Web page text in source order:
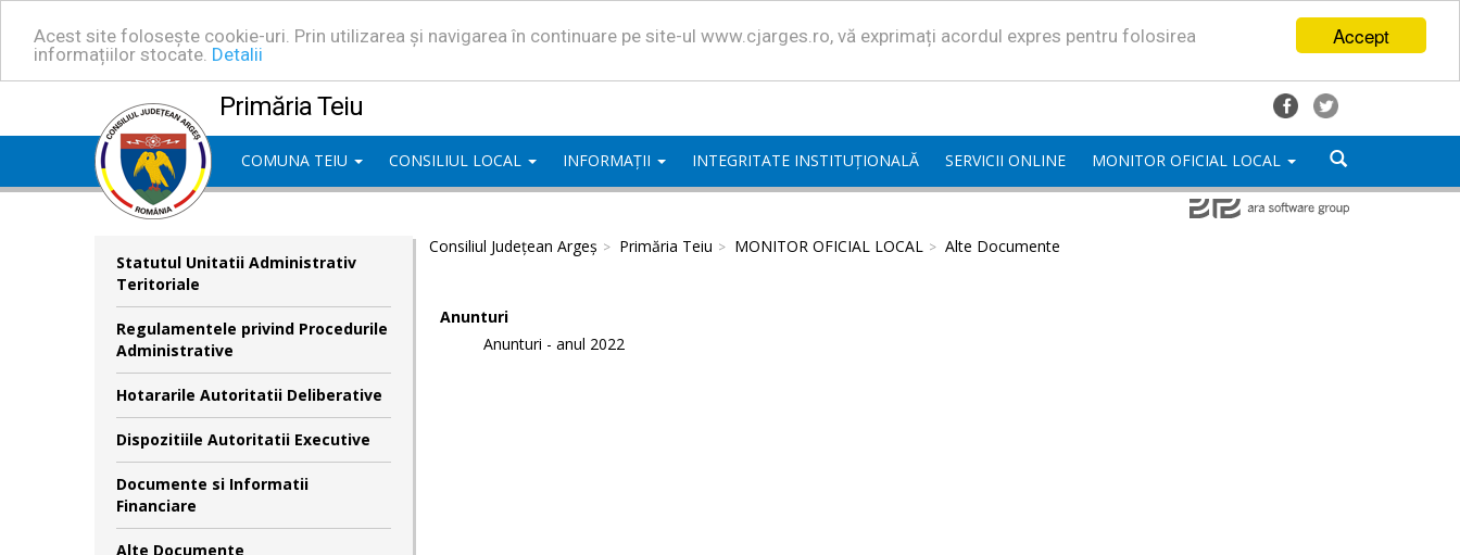
Accept
Acest site folosește cookie-uri. Prin utilizarea și navigarea în continuare pe site-ul www.cjarges.ro, vă exprimați acordul expres pentru folosirea
informațiilor stocate. Detalii
Primăria Teiu
COMUNA TEIU CONSILIUL LOCAL INFORMAȚII INTEGRITATE INSTITUȚIONALĂ SERVICII ONLINE MONITOR OFICIAL LOCAL
Statutul Unitatii Administrativ
Teritoriale
Regulamentele privind Procedurile
Administrative
Hotararile Autoritatii Deliberative
Dispozitiile Autoritatii Executive
Documente si Informatii
Financiare
Alte Documente
Consiliul Județean Argeș Primăria Teiu MONITOR OFICIAL LOCAL Alte Documente
Anunturi
Anunturi - anul 2022